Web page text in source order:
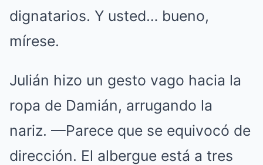
dignatarios. Y usted… bueno,
mírese.
Julián hizo un gesto vago hacia la
ropa de Damián, arrugando la
nariz. —Parece que se equivocó de
dirección. El albergue está a tres